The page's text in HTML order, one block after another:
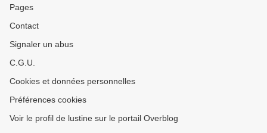
Pages
Contact
Signaler un abus
C.G.U.
Cookies et données personnelles
Préférences cookies
Voir le profil de lustine sur le portail Overblog